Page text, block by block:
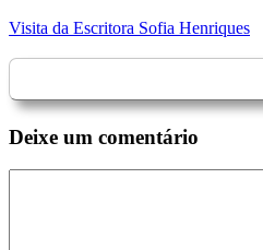
Visita da Escritora Sofia Henriques
Deixe um comentário